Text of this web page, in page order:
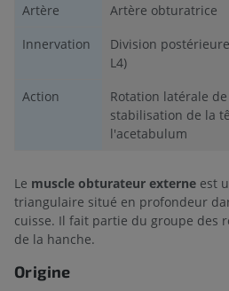
Artère
Artère obturatrice
Innervation
Division
L4)
Action
Rotation latérale
stabilisation de la
l'acetabulum
Le muscle obturateur externe est
triangulaire situé en profondeur
cuisse. Il fait partie du groupe des
de la hanche.
Origine